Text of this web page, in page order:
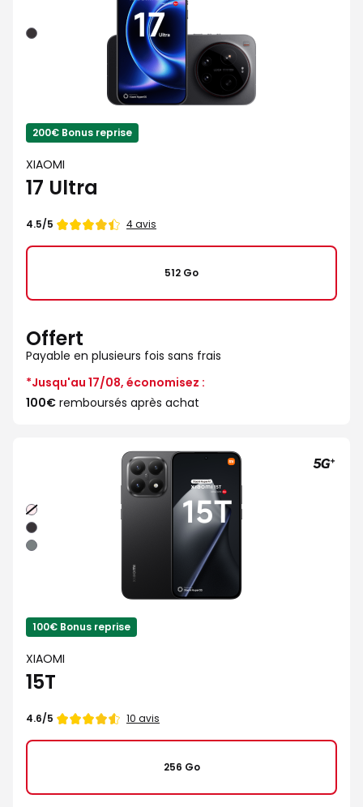
Noir
200€ Bonus reprise
XIAOMI
17 Ultra
Note
4.5/5 4 avis
512 Go
Offert
Payable en plusieurs fois sans frais
*Jusqu'au 17/08, économisez :
100€ remboursés après achat
Rose
Noir
100€ Bonus reprise
XIAOMI
15T
Note
4.6/5 10 avis
256 Go